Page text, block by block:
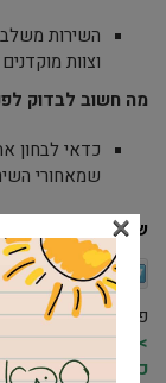
השירות משלב
וצוות
מה חשוב לבדוק
כדאי לבחון
שמאחורי
שיתוף
Twitter
פרסומת
>> להצטרפות
כל העדכונים
×